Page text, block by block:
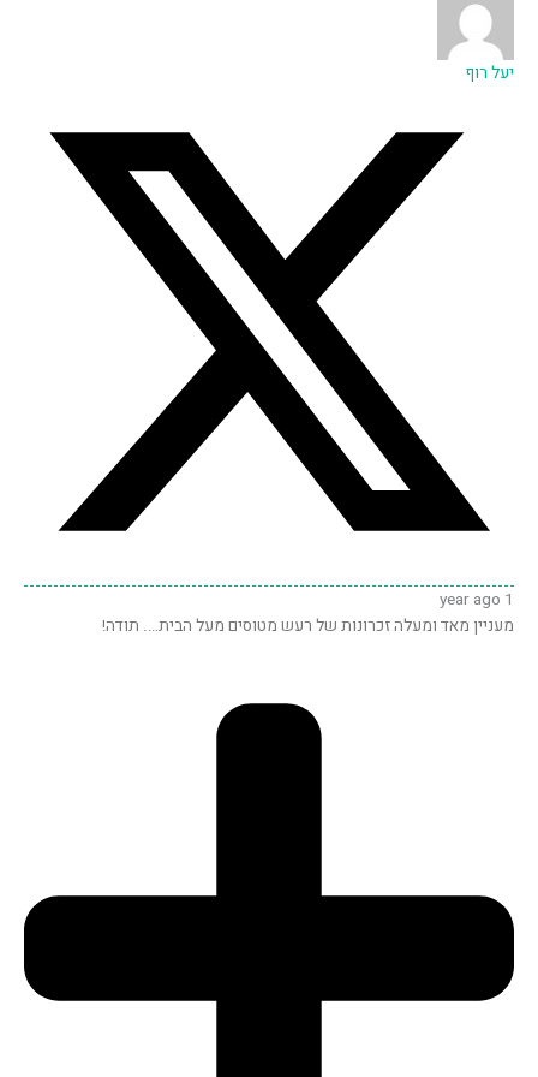
יעל רוף
1 year ago
מעניין מאד ומעלה זכרונות של רעש מטוסים מעל הבית…. תודה!